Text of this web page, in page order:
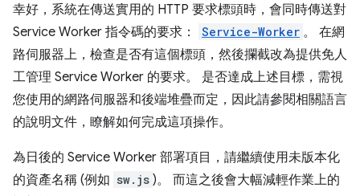
幸好，系統在傳送實用的 HTTP 要求標頭時，會同時傳送對
Service Worker 指令碼的要求：
Service-Worker 。 在網
路伺服器上，檢查是否有這個標頭，然後攔截改為提供免人
工管理 Service Worker 的要求。 是否達成上述目標，需視
您使用的網路伺服器和後端堆疊而定，因此請參閱相關語言
的說明文件，瞭解如何完成這項操作。
為日後的 Service Worker 部署項目，請繼續使用未版本化
的資產名稱 (例如 sw.js )。 而這之後會大幅減輕作業上的